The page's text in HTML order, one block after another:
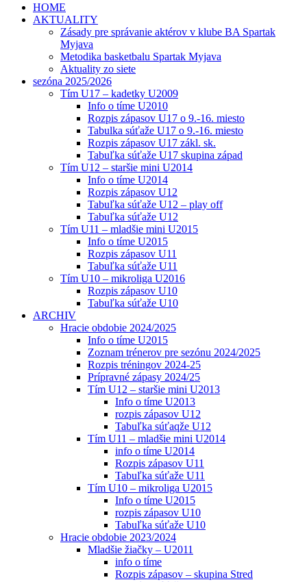
HOME
AKTUALITY
Zásady pre správanie aktérov v klube BA Spartak
Myjava
Metodika basketbalu Spartak Myjava
Aktuality zo siete
sezóna 2025/2026
Tím U17 – kadetky U2009
Info o tíme U2010
Rozpis zápasov U17 o 9.-16. miesto
Tabulka súťaže U17 o 9.-16. miesto
Rozpis zápasov U17 zákl. sk.
Tabuľka súťaže U17 skupina západ
Tím U12 – staršie mini U2014
Info o tíme U2014
Rozpis zápasov U12
Tabuľka súťaže U12 – play off
Tabuľka súťaže U12
Tím U11 – mladšie mini U2015
Info o tíme U2015
Rozpis zápasov U11
Tabuľka súťaže U11
Tím U10 – mikroliga U2016
Rozpis zápasov U10
Tabuľka súťaže U10
ARCHIV
Hracie obdobie 2024/2025
Info o tíme U2015
Zoznam trénerov pre sezónu 2024/2025
Rozpis tréningov 2024-25
Prípravné zápasy 2024/25
Tím U12 – staršie mini U2013
Info o tíme U2013
rozpis zápasov U12
Tabuľka súťaqže U12
Tím U11 – mladšie mini U2014
info o tíme U2014
Rozpis zápasov U11
Tabuľka súťaže U11
Tím U10 – mikroliga U2015
Info o tíme U2015
rozpis zápasov U10
Tabuľka súťaže U10
Hracie obdobie 2023/2024
Mladšie žiačky – U2011
info o tíme
Rozpis zápasov – skupina Stred